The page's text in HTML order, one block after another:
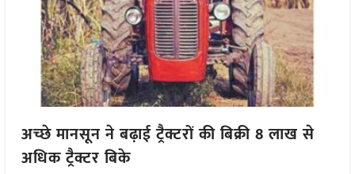
अच्छे मानसून ने बढ़ाई ट्रैक्टरों की बिक्री 8 लाख से
अधिक ट्रैक्टर बिके